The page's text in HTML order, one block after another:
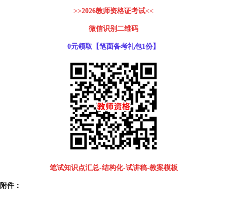
>>2026教师资格证考试<<
微信识别二维码
0元领取【笔面备考礼包1份】
笔试知识点汇总-结构化-试讲稿-教案模板
附件：